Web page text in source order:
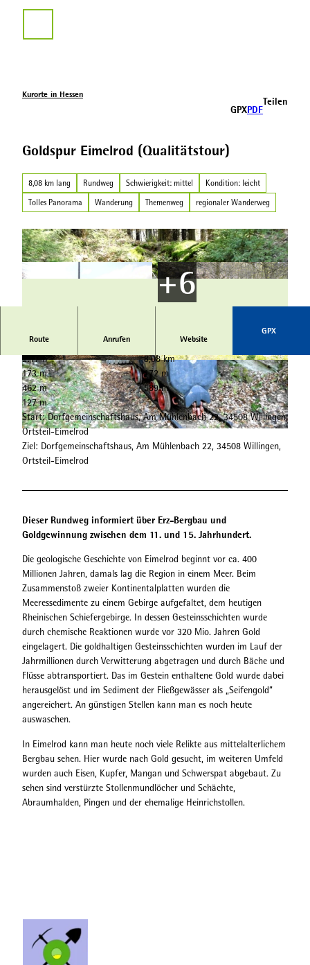
Kurorte in Hessen
GPXPDF
Teilen
Goldspur Eimelrod (Qualitätstour)
8,08 km lang Rundweg Schwierigkeit: mittel
Kondition: leicht
Tolles Panorama
Wanderung Themenweg regionaler Wanderweg
© Tourist-Information Willingen |
© Tourist-Information Willingen |CC-BY-SA © Tourist-Information Willingen |CC-BY-SA
Route Anrufen Website
GPX
2:17 h
8,08 km
173 m
172 m
462 m
589 m
127 m
Start: Dorfgemeinschaftshaus, Am Mühlenbach 22, 34508 Willingen,
Ortsteil-Eimelrod
Ziel: Dorfgemeinschaftshaus, Am Mühlenbach 22, 34508 Willingen,
Ortsteil-Eimelrod
Dieser Rundweg informiert über Erz-Bergbau und
Goldgewinnung zwischen dem 11. und 15. Jahrhundert.
Die geologische Geschichte von Eimelrod beginnt vor ca. 400
Millionen Jahren, damals lag die Region in einem Meer. Beim
Zusammenstoß zweier Kontinentalplatten wurden die
Meeressedimente zu einem Gebirge aufgefaltet, dem heutigen
Rheinischen Schiefergebirge. In dessen Gesteinsschichten wurde
durch chemische Reaktionen wurde vor 320 Mio. Jahren Gold
eingelagert. Die goldhaltigen Gesteinsschichten wurden im Lauf der
Jahrmillionen durch Verwitterung abgetragen und durch Bäche und
Flüsse abtransportiert. Das im Gestein enthaltene Gold wurde dabei
herausgelöst und im Sediment der Fließgewässer als „Seifengold“
angereichert. An günstigen Stellen kann man es noch heute
auswaschen.
In Eimelrod kann man heute noch viele Relikte aus mittelalterlichem
Bergbau sehen. Hier wurde nach Gold gesucht, im weiteren Umfeld
wurden auch Eisen, Kupfer, Mangan und Schwerspat abgebaut. Zu
sehen sind verstürzte Stollenmundlöcher und Schächte,
Abraumhalden, Pingen und der ehemalige Heinrichstollen.